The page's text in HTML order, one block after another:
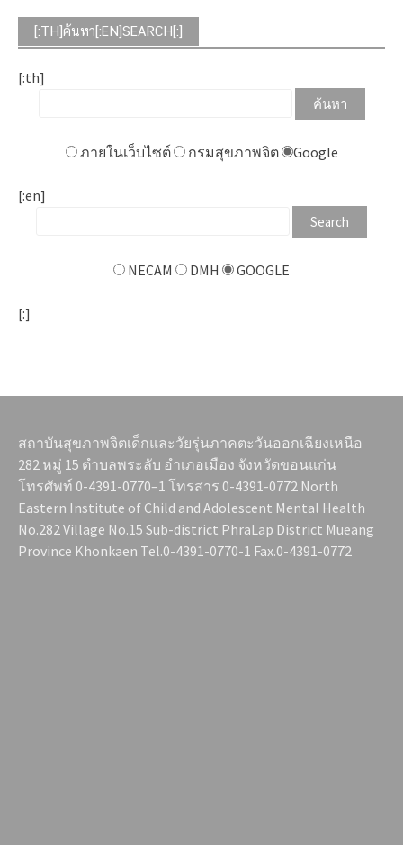
[:TH]ค้นหา[:EN]SEARCH[:]
[:th]
ภายในเว็บไซต์ กรมสุขภาพจิต Google
[:en]
NECAM DMH GOOGLE
[:]
สถาบันสุขภาพจิตเด็กและวัยรุ่นภาคตะวันออกเฉียงเหนือ
282 หมู่ 15 ตำบลพระลับ อำเภอเมือง จังหวัดขอนแก่น
โทรศัพท์ 0-4391-0770–1 โทรสาร 0-4391-0772 North
Eastern Institute of Child and Adolescent Mental Health
No.282 Village No.15 Sub-district PhraLap District Mueang
Province Khonkaen Tel.0-4391-0770-1 Fax.0-4391-0772